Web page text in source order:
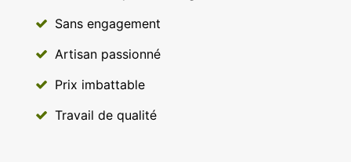
Sans engagement
Artisan passionné
Prix imbattable
Travail de qualité